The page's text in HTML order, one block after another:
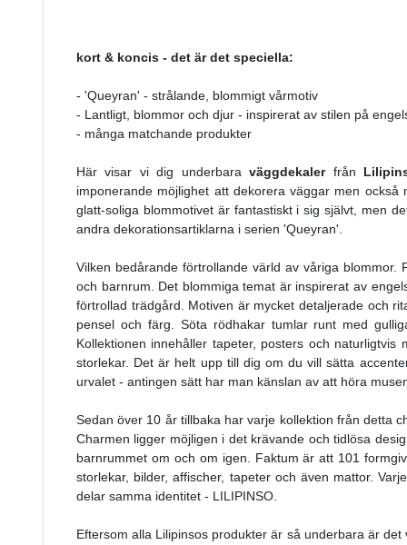
kort & koncis - det är det speciella:
- 'Queyran' - strålande, blommigt vårmotiv
- Lantligt, blommor och djur - inspirerat av stilen på
- många matchande produkter
Här visar vi dig underbaraväggdekalerfrån
imponerande möjlighet att dekorera väggar men
glatt-soliga blommotivet är fantastiskt i sig självt, men
andra dekorationsartiklarna i serien 'Queyran'.
Vilken bedårande förtrollande värld av våriga
och barnrum. Det blommiga temat är inspirerat av
förtrollad trädgård. Motiven är mycket detaljerade och
pensel och färg. Söta rödhakar tumlar runt med
Kollektionen innehåller tapeter, posters och
storlekar. Det är helt upp till dig om du vill sätta
urvalet - antingen sätt har man känslan av att höra
Sedan över 10 år tillbaka har varje kollektion från detta
Charmen ligger möjligen i det krävande och tidlösa
barnrummet om och om igen. Faktum är att 101
storlekar, bilder, affischer, tapeter och även mattor.
delar samma identitet - LILIPINSO.
Eftersom alla Lilipinsos produkter är så underbara är